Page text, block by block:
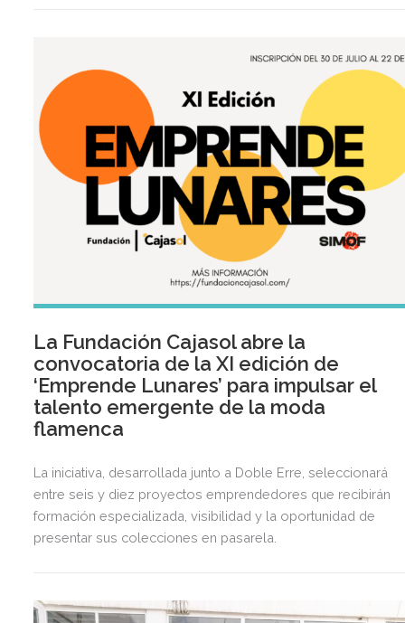
La Fundación Cajasol abre la
convocatoria de la XI edición de
‘Emprende Lunares’ para impulsar el
talento emergente de la moda
flamenca
La iniciativa, desarrollada junto a Doble Erre, seleccionará
entre seis y diez proyectos emprendedores que recibirán
formación especializada, visibilidad y la oportunidad de
presentar sus colecciones en pasarela.